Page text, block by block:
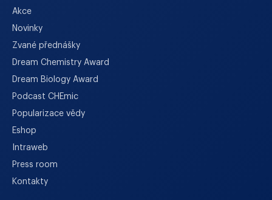
Akce
Novinky
Zvané přednášky
Dream Chemistry Award
Dream Biology Award
Podcast CHEmic
Popularizace vědy
Eshop
Intraweb
Press room
Kontakty